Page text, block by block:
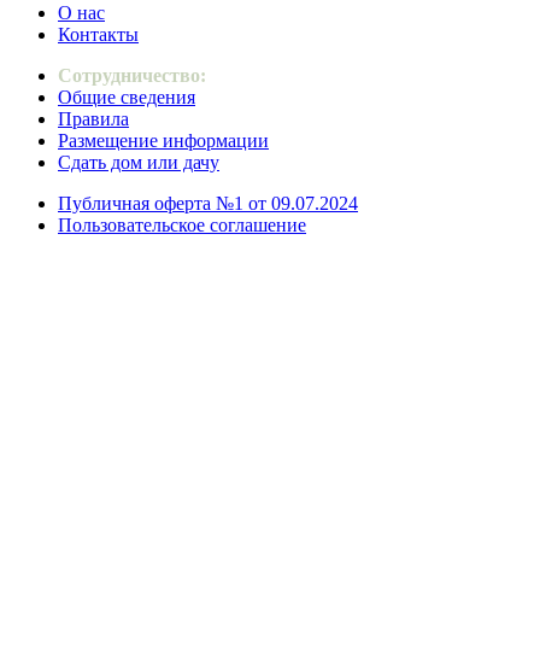
О нас
Контакты
Сотрудничество:
Общие сведения
Правила
Размещение информации
Сдать дом или дачу
Публичная оферта №1 от 09.07.2024
Пользовательское соглашение